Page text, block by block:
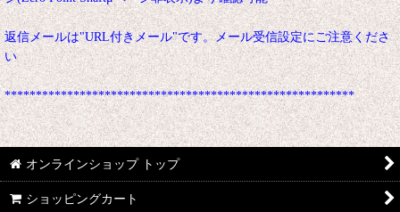
返信メールは"URL付きメール"です。メール受信設定にご注意くださ
い
********************************************************
オンラインショップ トップ
ショッピングカート